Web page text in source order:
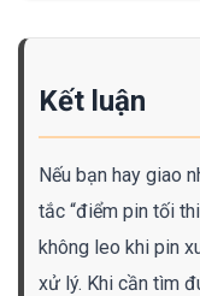
Kết luận
Nếu bạn hay giao
tắc “điểm pin tối
không leo khi pin
xử lý. Khi cần tìm